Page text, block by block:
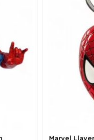
Marvel